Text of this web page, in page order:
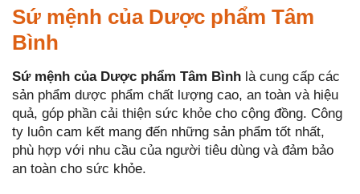
Sứ mệnh của Dược phẩm Tâm
Bình
Sứ mệnh của Dược phẩm Tâm Bình là cung cấp các
sản phẩm dược phẩm chất lượng cao, an toàn và hiệu
quả, góp phần cải thiện sức khỏe cho cộng đồng. Công
ty luôn cam kết mang đến những sản phẩm tốt nhất,
phù hợp với nhu cầu của người tiêu dùng và đảm bảo
an toàn cho sức khỏe.